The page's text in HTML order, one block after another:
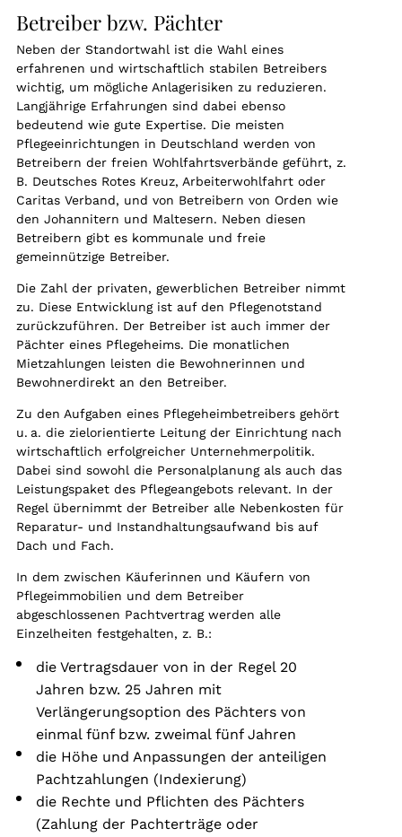
Betreiber bzw. Pächter
Neben der Standortwahl ist die Wahl eines
erfahrenen und wirtschaftlich stabilen Betreibers
wichtig, um mögliche Anlagerisiken zu reduzieren.
Langjährige Erfahrungen sind dabei ebenso
bedeutend wie gute Expertise. Die meisten
Pflegeeinrichtungen in Deutschland werden von
Betreibern der freien Wohlfahrtsverbände geführt, z.
B. Deutsches Rotes Kreuz, Arbeiterwohlfahrt oder
Caritas Verband, und von Betreibern von Orden wie
den Johannitern und Maltesern. Neben diesen
Betreibern gibt es kommunale und freie
gemeinnützige Betreiber.
Die Zahl der privaten, gewerblichen Betreiber nimmt
zu. Diese Entwicklung ist auf den Pflegenotstand
zurückzuführen. Der Betreiber ist auch immer der
Pächter eines Pflegeheims. Die monatlichen
Mietzahlungen leisten die Bewohnerinnen und
Bewohnerdirekt an den Betreiber.
Zu den Aufgaben eines Pflegeheimbetreibers gehört
u. a. die zielorientierte Leitung der Einrichtung nach
wirtschaftlich erfolgreicher Unternehmerpolitik.
Dabei sind sowohl die Personalplanung als auch das
Leistungspaket des Pflegeangebots relevant. In der
Regel übernimmt der Betreiber alle Nebenkosten für
Reparatur- und Instandhaltungsaufwand bis auf
Dach und Fach.
In dem zwischen Käuferinnen und Käufern von
Pflegeimmobilien und dem Betreiber
abgeschlossenen Pachtvertrag werden alle
Einzelheiten festgehalten, z. B.:
die Vertragsdauer von in der Regel 20
Jahren bzw. 25 Jahren mit
Verlängerungsoption des Pächters von
einmal fünf bzw. zweimal fünf Jahren
die Höhe und Anpassungen der anteiligen
Pachtzahlungen (Indexierung)
die Rechte und Pflichten des Pächters
(Zahlung der Pachterträge oder